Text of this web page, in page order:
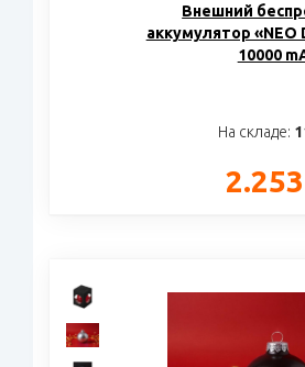
Внешний
аккумулятор «NEO
10000
На складе: